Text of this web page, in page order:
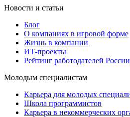
Новости и статьи
Блог
О компаниях в игровой форме
Жизнь в компании
ИТ-проекты
Рейтинг работодателей России
Молодым специалистам
Карьера для молодых
Школа программистов
Карьера в некоммерческих